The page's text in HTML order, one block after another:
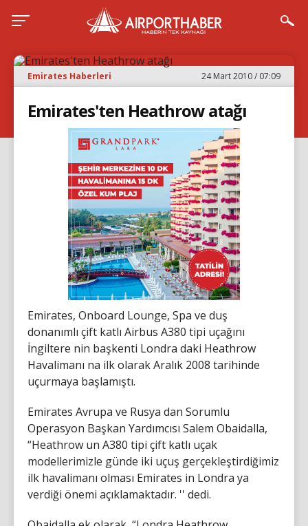
Emirates Haberleri 24 Mart 2010 / 07:09
Emirates'ten Heathrow atağı
Emirates, Onboard Lounge, Spa ve duş
donanımlı çift katlı Airbus A380 tipi uçağını
İngiltere nin başkenti Londra daki Heathrow
Havalimanı na ilk olarak Aralık 2008 tarihinde
uçurmaya başlamıştı.
Emirates Avrupa ve Rusya dan Sorumlu
Operasyon Başkan Yardımcısı Salem Obaidalla,
“Heathrow un A380 tipi çift katlı uçak
modellerimizle günde iki uçuş gerçekleştirdiğimiz
ilk havalimanı olması Emirates in Londra ya
verdiği önemi açıklamaktadır. '' dedi.